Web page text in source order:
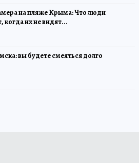
на пляже Крыма: Что люди
когда их не видят...
вы будете смеяться долго